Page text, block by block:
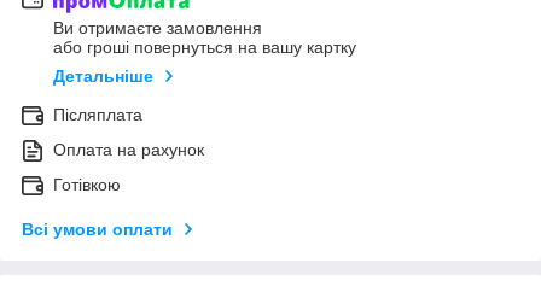
Ви отримаєте замовлення
або гроші повернуться на вашу картку
Детальніше
Післяплата
Оплата на рахунок
Готівкою
Всі умови оплати